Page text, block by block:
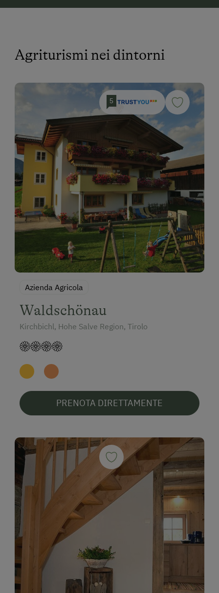
Agriturismi nei dintorni
5
Azienda Agricola
Waldschönau
Kirchbichl, Hohe Salve Region, Tirolo
PRENOTA DIRETTAMENTE